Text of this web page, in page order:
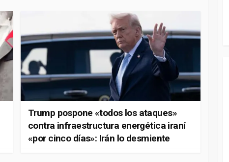
Trump pospone «todos los ataques»
contra infraestructura energética iraní
«por cinco días»: Irán lo desmiente